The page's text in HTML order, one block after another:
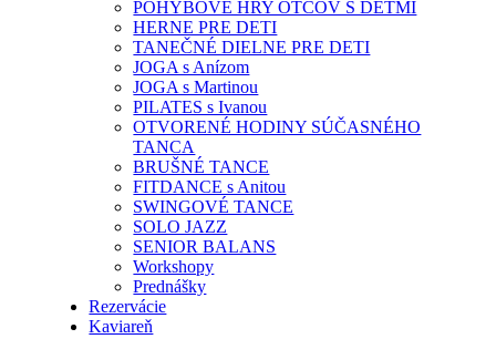
POHYBOVÉ HRY OTCOV S DEŤMI
HERNE PRE DETI
TANEČNÉ DIELNE PRE DETI
JOGA s Anízom
JOGA s Martinou
PILATES s Ivanou
OTVORENÉ HODINY SÚČASNÉHO
TANCA
BRUŠNÉ TANCE
FITDANCE s Anitou
SWINGOVÉ TANCE
SOLO JAZZ
SENIOR BALANS
Workshopy
Prednášky
Rezervácie
Kaviareň